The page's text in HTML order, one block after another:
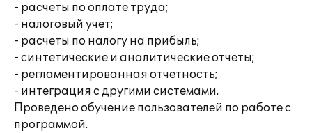
- расчеты по оплате труда;
- налоговый учет;
- расчеты по налогу на прибыль;
- синтетические и аналитические отчеты;
- регламентированная отчетность;
- интеграция с другими системами.
Проведено обучение пользователей по работе с
программой.